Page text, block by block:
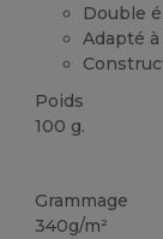
Double
Adapté à
Poids
100 g.
Grammage
340g/m²